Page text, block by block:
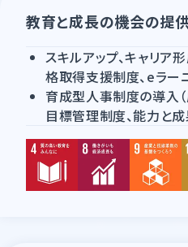
教育と成長の機会の提
スキルアップ、キャリア
格取得支援制度、eラー
育成型人事制度の導入
目標管理制度、能力と